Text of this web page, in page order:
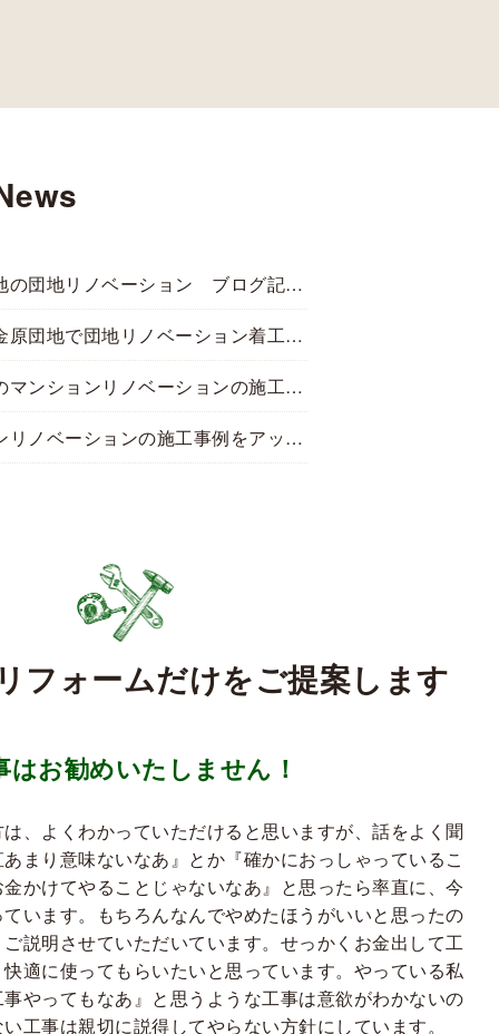
小金原団地の団地リノベーション ブログ記事を更新しました。
松戸市小金原団地で団地リノベーション着工しました
佐倉市でのマンションリノベーションの施工事例追加しました。
マンションリノベーションの施工事例をアップしました。
フォームだけをご提案します
お勧めいたしません！
、よくわかっていただけると思いますが、話をよく聞
まり意味ないなあ』とか『確かにおっしゃっているこ
かけてやることじゃないなあ』と思ったら率直に、今
います。もちろんなんでやめたほうがいいと思ったの
説明させていただいています。せっかくお金出して工
適に使ってもらいたいと思っています。やっている私
やってもなあ』と思うような工事は意欲がわかないの
工事は親切に説得してやらない方針にしています。